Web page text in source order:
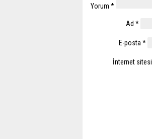
Yorum *
Ad *
E-posta *
İnternet sitesi